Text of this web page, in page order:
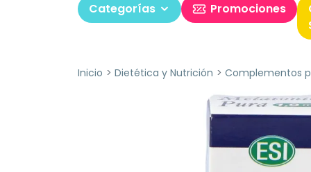
Categorías Promociones
Inicio Dietética y Nutrición Complementos